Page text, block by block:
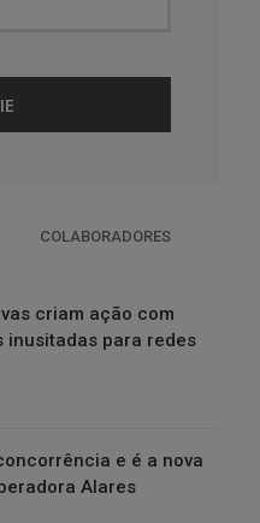
COLABORADORES
criam ação com
inusitadas para redes
e é a nova
Alares